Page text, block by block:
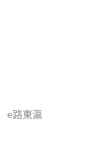
e路東瀛